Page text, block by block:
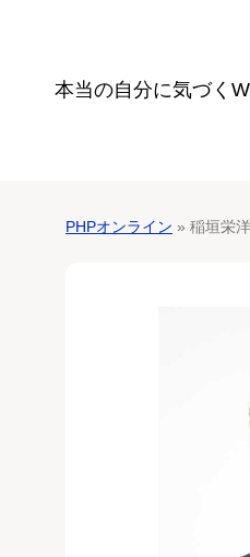
本当の自分に気づく
PHPオンライン » 稲垣栄